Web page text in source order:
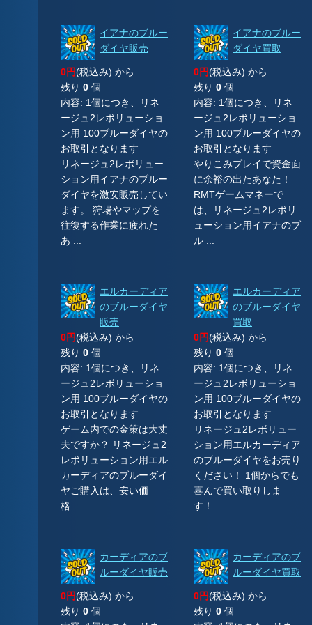
イアナのブルー
ダイヤ販売
0円(税込み) から
残り 0 個
内容: 1個につき、リネ
ージュ2レボリューショ
ン用 100ブルーダイヤの
お取引となります
リネージュ2レボリュー
ション用イアナのブルー
ダイヤを激安販売してい
ます。 狩場やマップを
往復する作業に疲れた
あ ...
イアナのブルー
ダイヤ買取
0円(税込み) から
残り 0 個
内容: 1個につき、リネ
ージュ2レボリューショ
ン用 100ブルーダイヤの
お取引となります
やりこみプレイで資金面
に余裕の出たあなた！
RMTゲームマネーで
は、リネージュ2レボリ
ューション用イアナのブ
ル ...
エルカーディア
のブルーダイヤ
販売
0円(税込み) から
残り 0 個
内容: 1個につき、リネ
ージュ2レボリューショ
ン用 100ブルーダイヤの
お取引となります
ゲーム内での金策は大丈
夫ですか？ リネージュ2
レボリューション用エル
カーディアのブルーダイ
ヤご購入は、安い価
格 ...
エルカーディア
のブルーダイヤ
買取
0円(税込み) から
残り 0 個
内容: 1個につき、リネ
ージュ2レボリューショ
ン用 100ブルーダイヤの
お取引となります
リネージュ2レボリュー
ション用エルカーディア
のブルーダイヤをお売り
ください！ 1個からでも
喜んで買い取りしま
す！ ...
カーディアのブ
ルーダイヤ販売
0円(税込み) から
残り 0 個
カーディアのブ
ルーダイヤ買取
0円(税込み) から
残り 0 個